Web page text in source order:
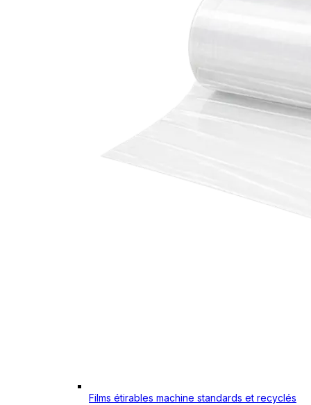
Films étirables machine standards et recyclés